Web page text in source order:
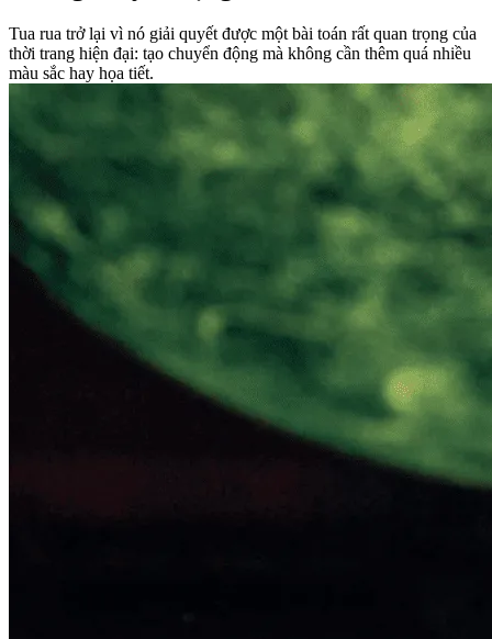
Tua rua trở lại vì nó giải quyết được một bài toán rất quan trọng của
thời trang hiện đại: tạo chuyển động mà không cần thêm quá nhiều
màu sắc hay họa tiết.